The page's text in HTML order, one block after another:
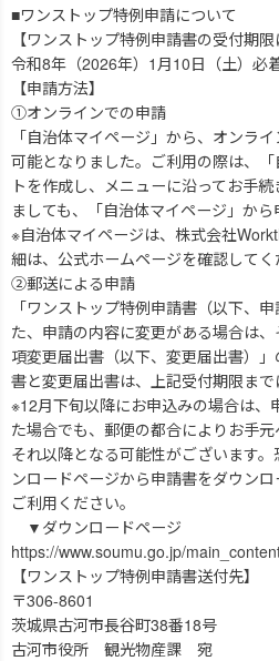
■ワンストップ特例申請について
【ワンストップ特例申請書の受付期限
令和8年（2026年）1月10日（土）必
【申請方法】
①オンラインでの申請
「自治体マイページ」から、オンラ
可能となりました。ご利用の際は、
トを作成し、メニューに沿ってお手
ましても、「自治体マイページ」から
※自治体マイページは、株式会社
細は、公式ホームページを確認してく
②郵送による申請
「ワンストップ特例申請書（以下、
た、申請の内容に変更がある場合は
項変更届出書（以下、変更届出書）
書と変更届出書は、上記受付期限まで
※12月下旬以降にお申込みの場合は、
た場合でも、郵便の都合によりお手
それ以降となる可能性がございます
ンロードページから申請書をダウン
ご利用ください。
▼ダウンロードページ
https://www.soumu.go.jp/
【ワンストップ特例申請書送付先】
〒306-8601
茨城県古河市長谷町38番18号
古河市役所 観光物産課 宛